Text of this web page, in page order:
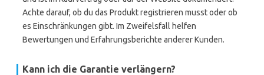
Achte darauf, ob du das Produkt registrieren musst oder ob
es Einschränkungen gibt. Im Zweifelsfall helfen
Bewertungen und Erfahrungsberichte anderer Kunden.
Kann ich die Garantie verlängern?